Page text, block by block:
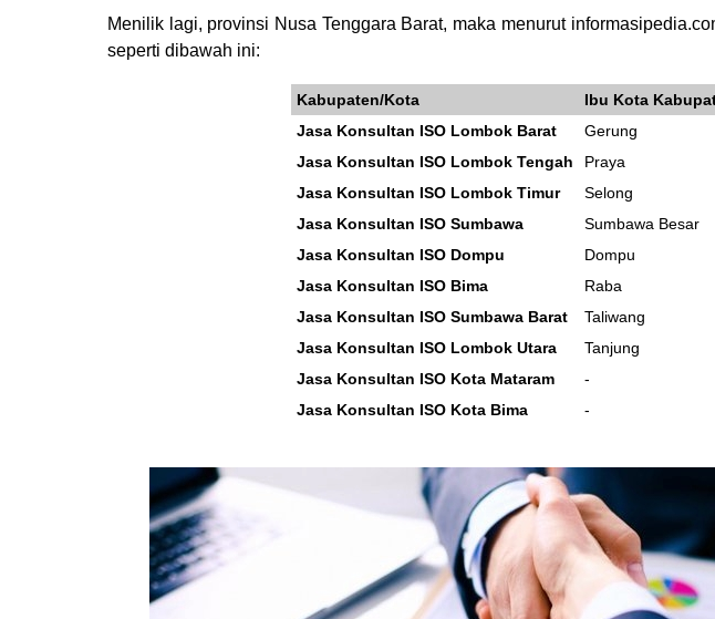
Menilik lagi, provinsi Nusa Tenggara Barat, maka menurut
seperti dibawah ini:
Kabupaten/Kota
Ibu Kota
Jasa Konsultan ISO Lombok Barat
Gerung
Jasa Konsultan ISO Lombok Tengah
Praya
Jasa Konsultan ISO Lombok Timur
Selong
Jasa Konsultan ISO Sumbawa
Sumbawa Besar
Jasa Konsultan ISO Dompu
Dompu
Jasa Konsultan ISO Bima
Raba
Jasa Konsultan ISO Sumbawa Barat
Taliwang
Jasa Konsultan ISO Lombok Utara
Tanjung
Jasa Konsultan ISO Kota Mataram
-
Jasa Konsultan ISO Kota Bima
-